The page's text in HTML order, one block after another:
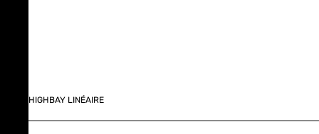
HIGHBAY LINÉAIRE